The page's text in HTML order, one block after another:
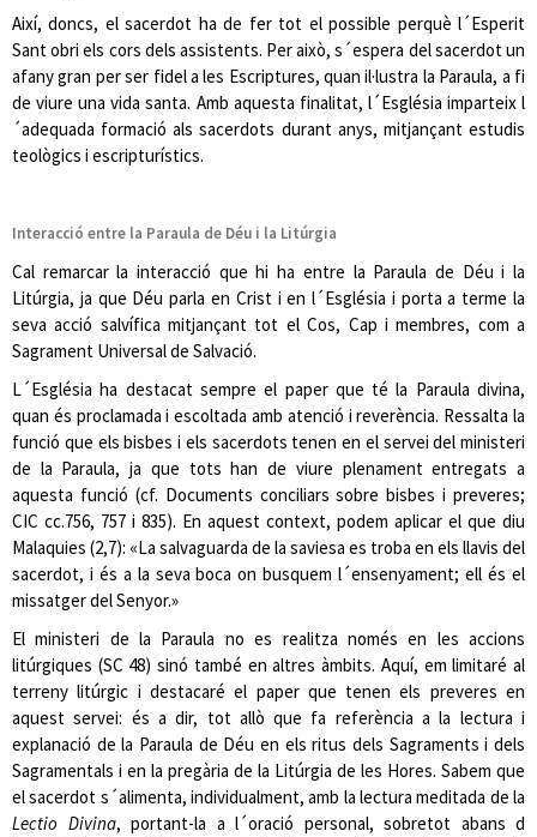
Així, doncs, el sacerdot ha de fer tot el possible perquè l´Esperit
Sant obri els cors dels assistents. Per això, s´espera del sacerdot un
afany gran per ser fidel a les Escriptures, quan il·lustra la Paraula, a fi
de viure una vida santa. Amb aquesta finalitat, l´Església imparteix l
´adequada formació als sacerdots durant anys, mitjançant estudis
teològics i escripturístics.
Interacció entre la Paraula de Déu i la Litúrgia
Cal remarcar la interacció que hi ha entre la Paraula de Déu i la
Litúrgia, ja que Déu parla en Crist i en l´Església i porta a terme la
seva acció salvífica mitjançant tot el Cos, Cap i membres, com a
Sagrament Universal de Salvació.
L´Església ha destacat sempre el paper que té la Paraula divina,
quan és proclamada i escoltada amb atenció i reverència. Ressalta la
funció que els bisbes i els sacerdots tenen en el servei del ministeri
de la Paraula, ja que tots han de viure plenament entregats a
aquesta funció (cf. Documents conciliars sobre bisbes i preveres;
CIC cc.756, 757 i 835). En aquest context, podem aplicar el que diu
Malaquies (2,7): «La salvaguarda de la saviesa es troba en els llavis del
sacerdot, i és a la seva boca on busquem l´ensenyament; ell és el
missatger del Senyor.»
El ministeri de la Paraula no es realitza només en les accions
litúrgiques (SC 48) sinó també en altres àmbits. Aquí, em limitaré al
terreny litúrgic i destacaré el paper que tenen els preveres en
aquest servei: és a dir, tot allò que fa referència a la lectura i
explanació de la Paraula de Déu en els ritus dels Sagraments i dels
Sagramentals i en la pregària de la Litúrgia de les Hores. Sabem que
el sacerdot s´alimenta, individualment, amb la lectura meditada de la
Lectio Divina, portant-la a l´oració personal, sobretot abans d